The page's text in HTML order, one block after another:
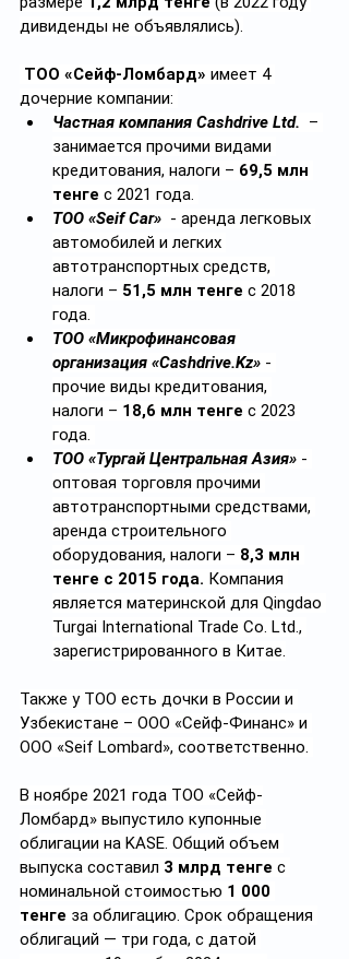
дивиденды не объявлялись).
ТОО «Сейф-Ломбард» имеет 4
дочерние компании:
Частная компания Cashdrive Ltd. –
занимается прочими видами
кредитования, налоги – 69,5 млн
тенге с 2021 года.
ТОО «Seif Car» - аренда легковых
автомобилей и легких
автотранспортных средств,
налоги – 51,5 млн тенге с 2018
года.
ТОО «Микрофинансовая
организация «Cashdrive.Kz» -
прочие виды кредитования,
налоги – 18,6 млн тенге с 2023
года.
ТОО «Тургай Центральная Азия» -
оптовая торговля прочими
автотранспортными средствами,
аренда строительного
оборудования, налоги – 8,3 млн
тенге с 2015 года. Компания
является материнской для Qingdao
Turgai International Trade Co. Ltd.,
зарегистрированного в Китае.
Также у ТОО есть дочки в России и
Узбекистане – ООО «Сейф-Финанс» и
ООО «Seif Lombard», соответственно.
В ноябре 2021 года ТОО «Сейф-
Ломбард» выпустило купонные
облигации на KASE. Общий объем
выпуска составил 3 млрд тенге с
номинальной стоимостью 1 000
тенге за облигацию. Срок обращения
облигаций — три года, с датой